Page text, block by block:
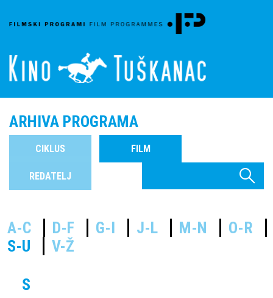
ARHIVA PROGRAMA
CIKLUS FILM
REDATELJ
A-C D-F G-I J-L M-N
O-R
S-U
V-Ž
S